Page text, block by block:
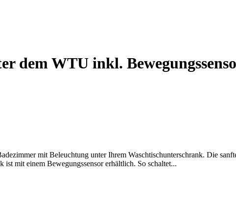
dem WTU inkl.
mit Beleuchtung unter Ihrem Waschtischunterschrank. Die
ist mit einem Bewegungssensor erhältlich. So schaltet...